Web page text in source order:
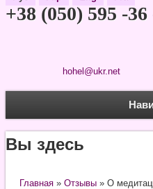
+38 (050) 595 -36
hohel@ukr.net
Вы здесь
Главная» Отзывы» О